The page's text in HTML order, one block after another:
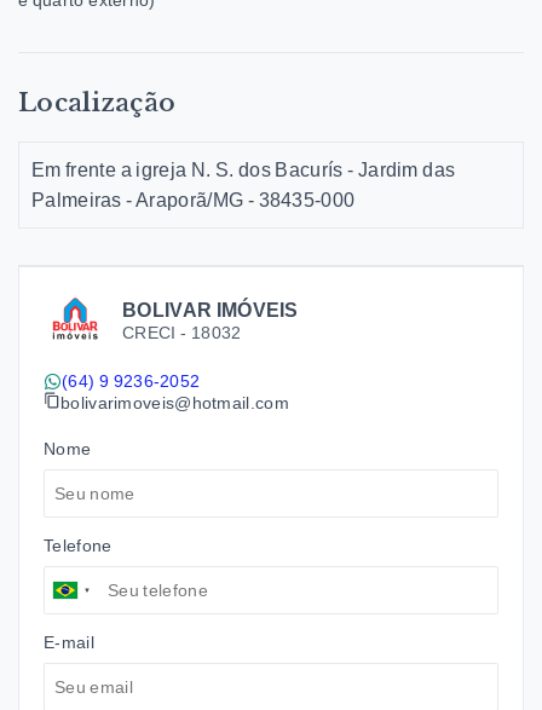
BOLIVAR IMÓVEIS
CRECI - 18032
(64) 9 9236-2052
bolivarimoveis@hotmail.com
Nome
Telefone
E-mail
Localização
Em frente a igreja N. S. dos Bacurís - Jardim das
Palmeiras - Araporã/MG - 38435-000